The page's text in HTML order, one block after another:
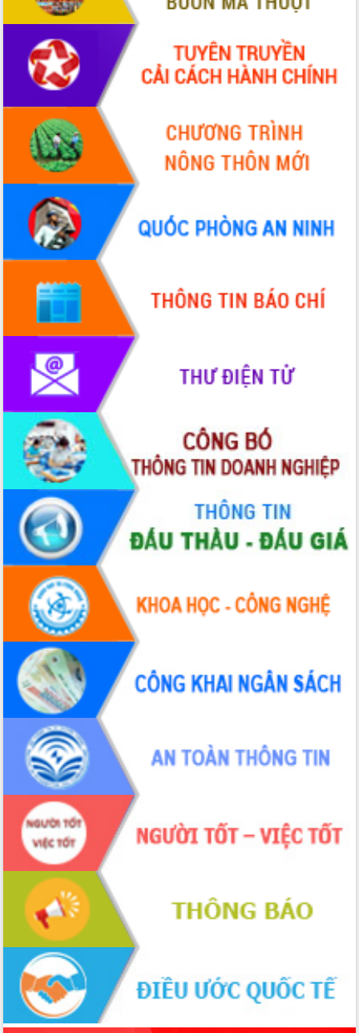
Quyết liệt tháo gỡ vướng mắc, đẩy
nhanh tiến độ các dự án trọng điểm
trong Khu kinh tế Nam Phú Yên
Hòn Yến phát triển du lịch gắn với bảo
tồn biển
Lấy ý kiến điều chỉnh Quy hoạch tỉnh
Đắk Lắk thời kỳ 2021-2030, tầm nhìn
đến năm 2050
Phát động chiến dịch 30 ngày đêm
giải phóng mặt bằng Tuyến đường bộ
ven biển
Đắk Lắk nỗ lực thúc đẩy tăng trưởng
kinh tế từ 10% trở lên trong Quý
II/2026
Đắk Lắk ký kết thỏa thuận hợp tác về
chuyển đổi số giai đoạn 2026 – 2030
với Tập đoàn Bưu chính Viễn thông
Việt Nam
Thứ trưởng Bộ Y tế làm việc với tỉnh
Đắk Lắk về phát triển nhân lực y tế
cho trạm y tế cấp xã
Du lịch Đắk Lắk nâng tầm trải nghiệm
du khách thông qua Hệ thống cơ sở dữ
liệu và Bản đồ số
Tập huấn ứng dụng trí tuệ nhân tạo (AI)
trong thương mại điện tử năm 2026
Đoàn đại biểu Quốc hội tỉnh Đắk Lắk
trao đổi thông tin trước Kỳ họp thứ
nhất, Quốc hội khóa XVI
Quyết liệt cải cách hành chính, khơi
thông nguồn lực phát triển
Nâng cao hiệu lực, hiệu quả HĐND
tỉnh thông qua hiện đại hóa hành chính
Xã Ea Phê gắn cải cách hành chính với
chuyển đổi số
Phó Chủ tịch Thường trực UBND tỉnh
Hồ Thị Nguyên Thảo làm việc tại Trung
tâm Phục vụ hành chính công xã Ea
Phê
Xây dựng nền hành chính số đồng
hành cùng nông dân dân, doanh nghiệp
Giai đoạn 2026-2030, Đắk Lắk phấn
đấu có 77% xã đạt chuẩn nông thôn
mới
Chuyển đổi số 'mở đường' cho nông
nghiệp Đắk Lắk tăng trưởng bứt phá
Triển khai đồng bộ đo đạc, lập hồ sơ
địa chính, hoàn thiện cơ sở dữ liệu đất
đai
Ứng dụng sinh trắc học - Bước tiến
trong hành trình chuyển đổi số tại Đắk
Lắk
Đắk Lắk nâng cao hiệu quả công tác
Đảng từ Sổ tay đảng viên điện tử
Đắk Lắk đẩy mạnh nuôi biển công
nghệ, hướng tới phát triển thủy sản
bền vững
Tập huấn nâng cao năng lực triển khai
chuyển đổi số cho cán bộ, công chức